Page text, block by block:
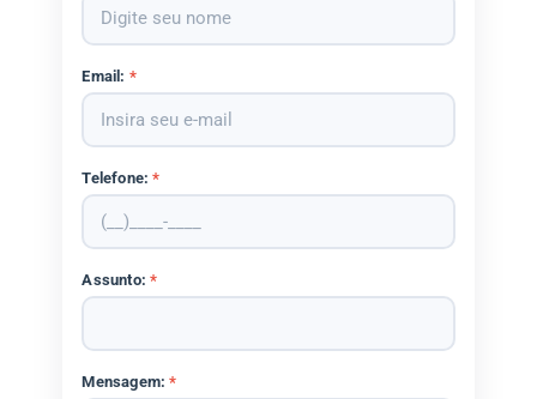
Email: *
Telefone:*
Assunto:*
Mensagem:*